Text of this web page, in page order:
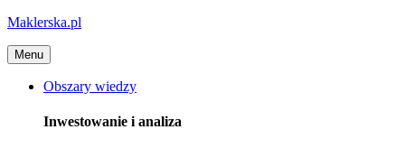
Maklerska.pl
Menu
Obszary wiedzy
Inwestowanie i analiza